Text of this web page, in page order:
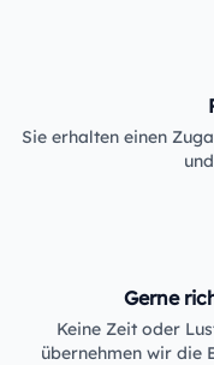
Sie erhalten einen
Gerne
Keine Zeit oder
übernehmen wir die